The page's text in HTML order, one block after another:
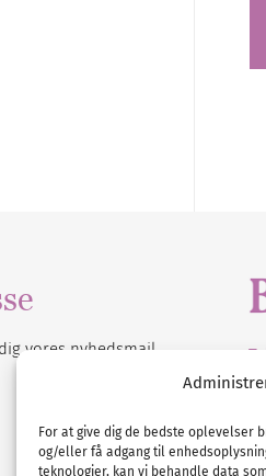
For at give dig de bedste oplevelser
og/eller få adgang til
teknologier, kan vi behandle data
vores nyhedsmail
©